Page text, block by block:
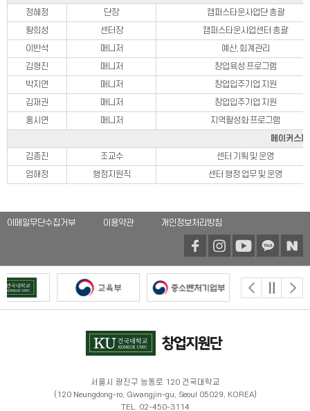
창업보육센터
공지사항
입주현황
창업지원
아이디어 제안
창업교과
창업 교과 소개
창업비교과
창업 비교과 소개
멘토링 공지사항
정혜정
단장
캠퍼스타운사업단 총괄
황희성
센터장
캠퍼스타운사업센터 총괄
이반석
매니저
예산, 회계관리
김형진
매니저
창업육성 프로그램
박지연
매니저
창업입주기업 지원
김재권
매니저
창업입주기업 지원
홍시연
매니저
지역활성화 프로그램
메이커스
김종진
조교수
센터 기획 및 운영
엄해정
행정지원직 센터 행정 업무 및 운영
이메일무단수집거부 이용약관 개인정보처리방침
서울시 광진구 능동로 120 건국대학교
(120 Neungdong-ro, Gwangjin-gu, Seoul 05029, KOREA)
TEL. 02-450-3114